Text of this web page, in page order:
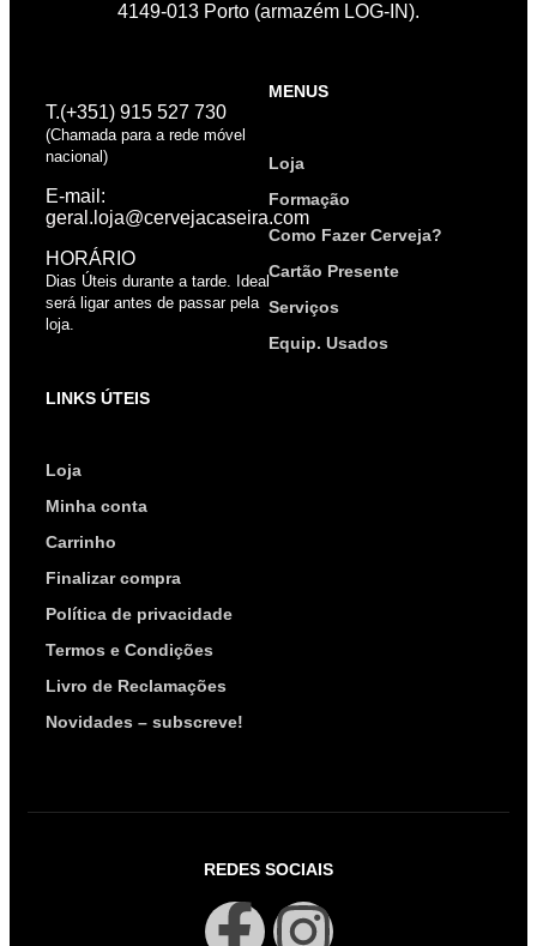
4149-013 Porto (armazém LOG-IN).
T.(+351) 915 527 730
(Chamada para a rede móvel
nacional)
E-mail:
geral.loja@cervejacaseira.com
HORÁRIO
Dias Úteis durante a tarde. Ideal
será ligar antes de passar pela
loja.
MENUS
Loja
Formação
Como Fazer Cerveja?
Cartão Presente
Serviços
Equip. Usados
LINKS ÚTEIS
Loja
Minha conta
Carrinho
Finalizar compra
Política de privacidade
Termos e Condições
Livro de Reclamações
Novidades – subscreve!
REDES SOCIAIS